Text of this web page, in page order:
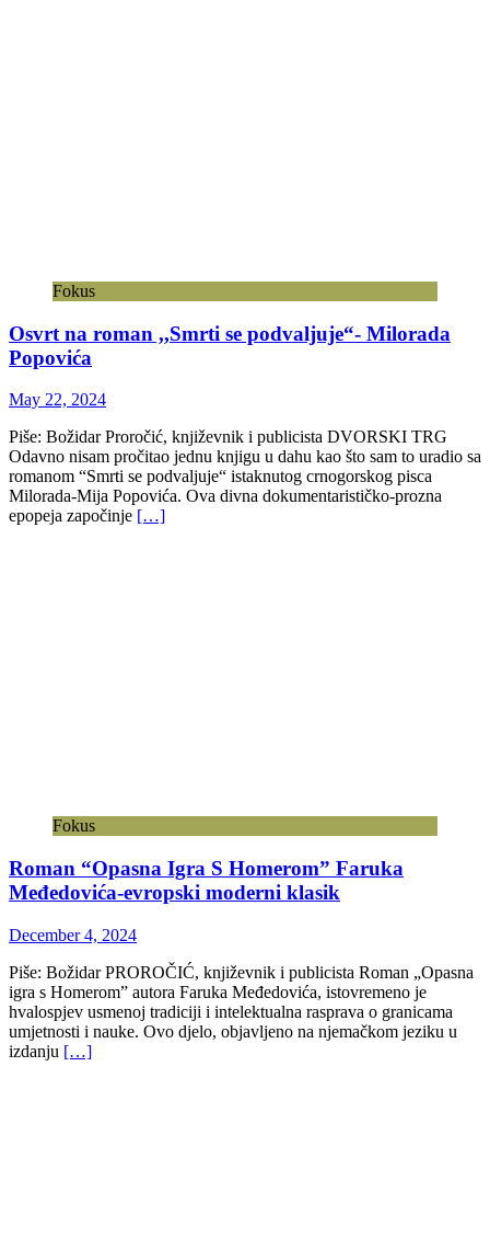
Fokus
Osvrt na roman ,,Smrti se podvaljuje“- Milorada
Popovića
May 22, 2024
Piše: Božidar Proročić, književnik i publicista DVORSKI TRG
Odavno nisam pročitao jednu knjigu u dahu kao što sam to uradio sa
romanom “Smrti se podvaljuje“ istaknutog crnogorskog pisca
Milorada-Mija Popovića. Ova divna dokumentarističko-prozna
epopeja započinje […]
Fokus
Roman “Opasna Igra S Homerom” Faruka
Međedovića-evropski moderni klasik
December 4, 2024
Piše: Božidar PROROČIĆ, književnik i publicista Roman „Opasna
igra s Homerom” autora Faruka Međedovića, istovremeno je
hvalospjev usmenoj tradiciji i intelektualna rasprava o granicama
umjetnosti i nauke. Ovo djelo, objavljeno na njemačkom jeziku u
izdanju […]